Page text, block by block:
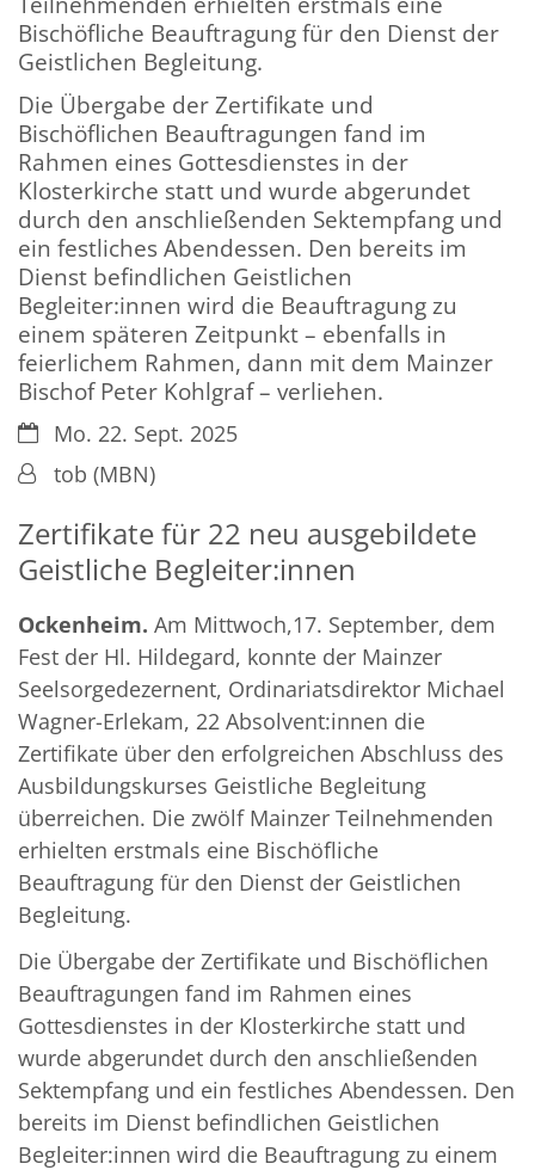
Bischöfliche Beauftragung für den Dienst der
Geistlichen Begleitung.
Die Übergabe der Zertifikate und
Bischöflichen Beauftragungen fand im
Rahmen eines Gottesdienstes in der
Klosterkirche statt und wurde abgerundet
durch den anschließenden Sektempfang und
ein festliches Abendessen. Den bereits im
Dienst befindlichen Geistlichen
Begleiter:innen wird die Beauftragung zu
einem späteren Zeitpunkt – ebenfalls in
feierlichem Rahmen, dann mit dem Mainzer
Bischof Peter Kohlgraf – verliehen.
Datum:Mo. 22. Sept. 2025
Von:tob (MBN)
Zertifikate für 22 neu ausgebildete
Geistliche Begleiter:innen
Ockenheim. Am Mittwoch,17. September, dem
Fest der Hl. Hildegard, konnte der Mainzer
Seelsorgedezernent, Ordinariatsdirektor Michael
Wagner-Erlekam, 22 Absolvent:innen die
Zertifikate über den erfolgreichen Abschluss des
Ausbildungskurses Geistliche Begleitung
überreichen. Die zwölf Mainzer Teilnehmenden
erhielten erstmals eine Bischöfliche
Beauftragung für den Dienst der Geistlichen
Begleitung.
Die Übergabe der Zertifikate und Bischöflichen
Beauftragungen fand im Rahmen eines
Gottesdienstes in der Klosterkirche statt und
wurde abgerundet durch den anschließenden
Sektempfang und ein festliches Abendessen. Den
bereits im Dienst befindlichen Geistlichen
Begleiter:innen wird die Beauftragung zu einem